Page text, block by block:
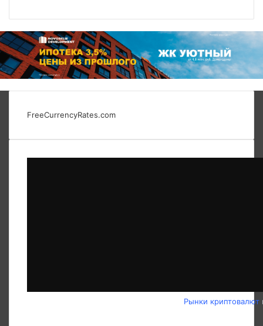
FreeCurrencyRates.com
Рынки криптовалют